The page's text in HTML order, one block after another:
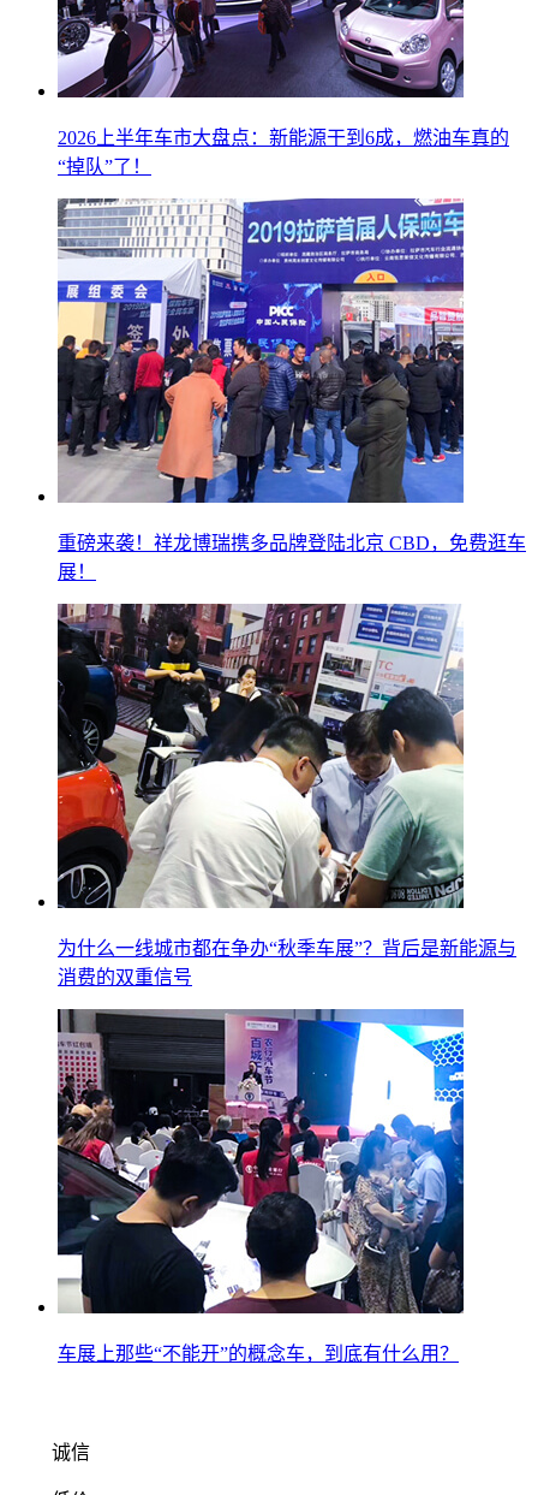
2026上半年车市大盘点：新能源干到6成，燃油车真的
“掉队”了！
重磅来袭！祥龙博瑞携多品牌登陆北京 CBD，免费逛车
展！
为什么一线城市都在争办“秋季车展”？背后是新能源与
消费的双重信号
车展上那些“不能开”的概念车，到底有什么用？
诚信